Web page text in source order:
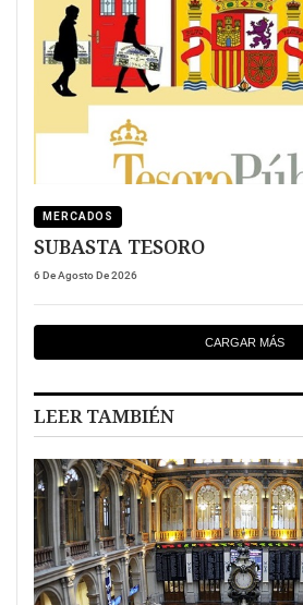
MERCADOS
SUBASTA TESORO
6 De Agosto De 2026
CARGAR MÁS
LEER TAMBIÉN